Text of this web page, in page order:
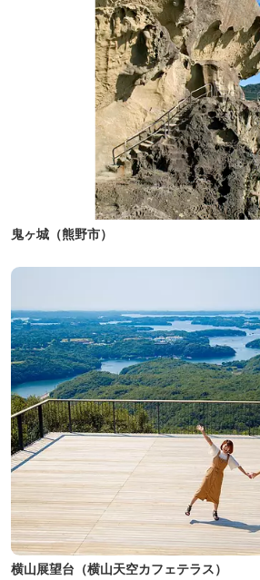
鬼ヶ城（熊野市）
横山展望台（横山天空カフェテラス）